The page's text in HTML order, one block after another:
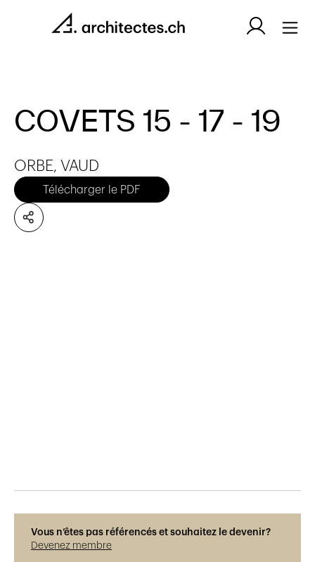
COVETS 15 - 17 - 19
ORBE, VAUD
Télécharger le PDF
Vous n’êtes pas référencés et souhaitez le devenir?
Devenez membre